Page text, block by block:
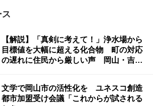
ス
【解説】「真剣に考えて！」浄水場から
目標値を大幅に超える化合物 町の対応
の遅れに住民から厳しい声 岡山・吉備
文学で岡山市の活性化を ユネスコ創造
都市加盟受け会議「これからが試される